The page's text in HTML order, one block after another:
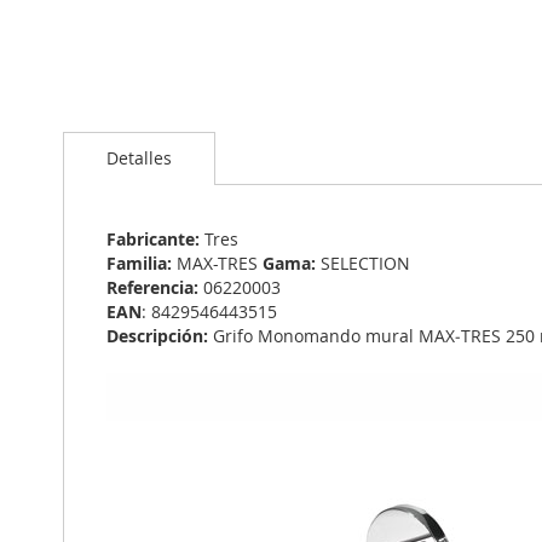
al
comienzo
galería
imágenes
Detalles
Fabricante: Tres
Familia: MAX-TRES Gama: SELECTION
Referencia: 06220003
EAN: 8429546443515
Descripción: Grifo Monomando mural MAX‑TRES 250